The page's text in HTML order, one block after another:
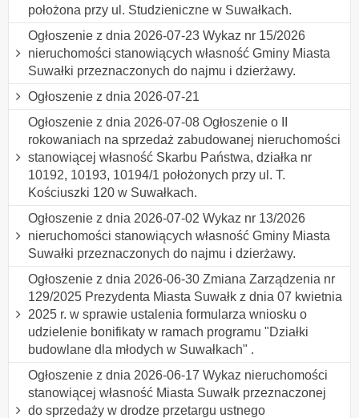
położona przy ul. Studzieniczne w Suwałkach.
Ogłoszenie z dnia 2026-07-23 Wykaz nr 15/2026
nieruchomości stanowiących własność Gminy Miasta
Suwałki przeznaczonych do najmu i dzierżawy.
Ogłoszenie z dnia 2026-07-21
Ogłoszenie z dnia 2026-07-08 Ogłoszenie o II
rokowaniach na sprzedaż zabudowanej nieruchomości
stanowiącej własność Skarbu Państwa, działka nr
10192, 10193, 10194/1 położonych przy ul. T.
Kościuszki 120 w Suwałkach.
Ogłoszenie z dnia 2026-07-02 Wykaz nr 13/2026
nieruchomości stanowiących własność Gminy Miasta
Suwałki przeznaczonych do najmu i dzierżawy.
Ogłoszenie z dnia 2026-06-30 Zmiana Zarządzenia nr
129/2025 Prezydenta Miasta Suwałk z dnia 07 kwietnia
2025 r. w sprawie ustalenia formularza wniosku o
udzielenie bonifikaty w ramach programu "Działki
budowlane dla młodych w Suwałkach" .
Ogłoszenie z dnia 2026-06-17 Wykaz nieruchomości
stanowiącej własność Miasta Suwałk przeznaczonej
do sprzedaży w drodze przetargu ustnego